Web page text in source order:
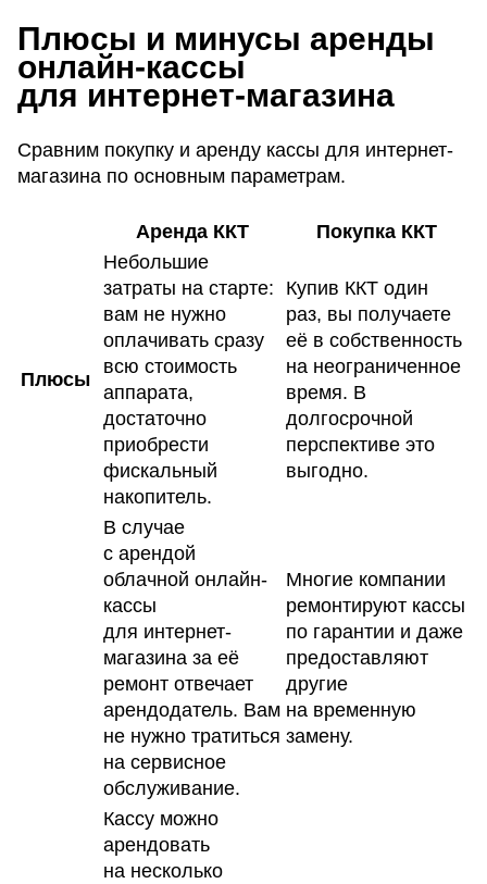
Плюсы и минусы аренды
онлайн-кассы
для интернет-магазина
Сравним покупку и аренду кассы для интернет-
магазина по основным параметрам.
Аренда ККТ Покупка ККТ
Плюсы
Небольшие
затраты на старте:
вам не нужно
оплачивать сразу
всю стоимость
аппарата,
достаточно
приобрести
фискальный
накопитель.
Купив ККТ один
раз, вы получаете
её в собственность
на неограниченное
время. В
долгосрочной
перспективе это
выгодно.
В случае
с арендой
облачной онлайн-
кассы
для интернет-
магазина за её
ремонт отвечает
арендодатель. Вам
не нужно тратиться
на сервисное
обслуживание.
Многие компании
ремонтируют кассы
по гарантии и даже
предоставляют
другие
на временную
замену.
Кассу можно
арендовать
на несколько